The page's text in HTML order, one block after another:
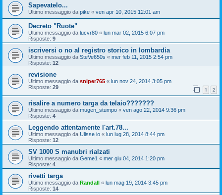
Sapevatelo...
Ultimo messaggio da pike « ven apr 10, 2015 12:01 am
Decreto "Ruote"
Ultimo messaggio da lucvr80 « lun mar 02, 2015 6:07 pm
Risposte: 9
iscriversi o no al registro storico in lombardia
Ultimo messaggio da SteVe650s « mer feb 11, 2015 2:54 pm
Risposte: 12
revisione
Ultimo messaggio da sniper765 « lun nov 24, 2014 3:05 pm
Risposte: 29 1 2
risalire a numero targa da telaio???????
Ultimo messaggio da mugen_stumpo « ven ago 22, 2014 9:36 pm
Risposte: 4
Leggendo attentamente l'art.78...
Ultimo messaggio da Ulisse io « lun lug 28, 2014 8:44 pm
Risposte: 12
SV 1000 S manubri rialzati
Ultimo messaggio da Geme1 « mer giu 04, 2014 1:20 pm
Risposte: 4
rivetti targa
Ultimo messaggio da Randall « lun mag 19, 2014 3:45 pm
Risposte: 14